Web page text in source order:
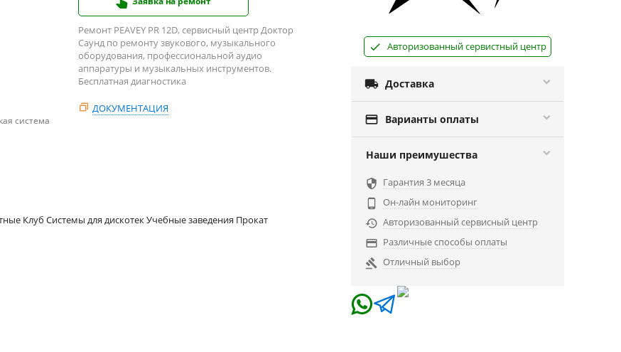
Ремонт PEAVEY PR 12D, сервисный центр Доктор
Саунд по ремонту звукового, музыкального
оборудования, профессиональной аудио
аппаратуры и музыкальных инструментов.
Бесплатная диагностика
ДОКУМЕНТАЦИЯ
система
Клуб Системы для дискотек Учебные заведения Прокат
Авторизованный сервистный центр
 Доставка
 Варианты оплаты
Наши преимушества
 Гарантия 3 месяца

Он-лайн мониторинг
 Авторизованный сервисный центр
 Различные способы оплаты
 Отличный выбор